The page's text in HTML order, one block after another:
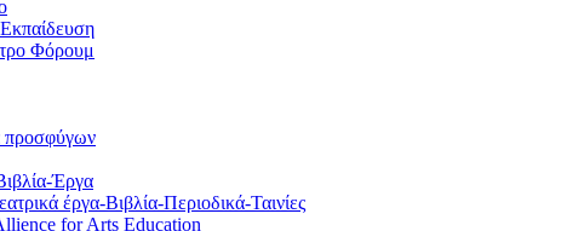
Φόρουμ
προσφύγων
Έργα
έργα-Βιβλία-Περιοδικά-Ταινίες
for Arts Education